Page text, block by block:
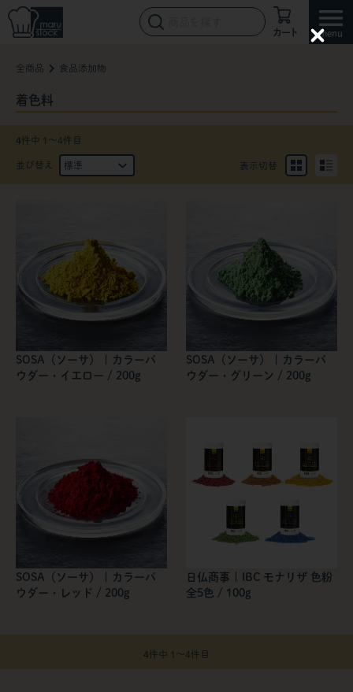
カート
全商品 食品添加物
着色料
4件中 1〜4件目
並び替え 表示切替
SOSA（ソーサ） | カラーパ
ウダー・イエロー / 200g
SOSA（ソーサ） | カラーパ
ウダー・グリーン / 200g
SOSA（ソーサ） | カラーパ
ウダー・レッド / 200g
日仏商事 | IBC モナリザ 色粉
全5色 / 100g
4件中 1〜4件目
C